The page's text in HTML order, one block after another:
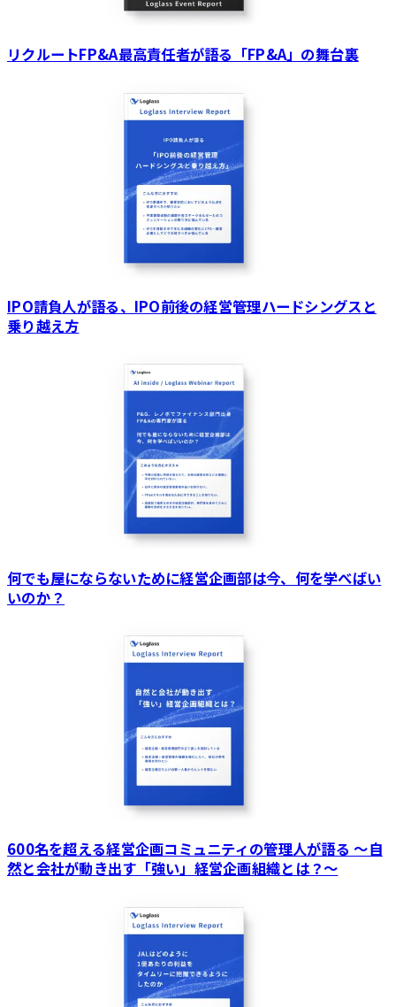
リクルートFP&A最高責任者が語る「FP&A」の舞台裏
IPO請負人が語る、IPO前後の経営管理ハードシングスと
乗り越え方
何でも屋にならないために経営企画部は今、何を学べばい
いのか？
600名を超える経営企画コミュニティの管理人が語る ～自
然と会社が動き出す「強い」経営企画組織とは？～